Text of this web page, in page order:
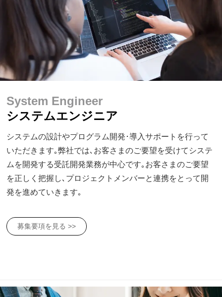
System Engineer
システムエンジニア
システムの設計やプログラム開発･導入サポートを行って
いただきます｡弊社では､お客さまのご要望を受けてシステ
ムを開発する受託開発業務が中心です｡お客さまのご要望
を正しく把握し､プロジェクトメンバーと連携をとって開
発を進めていきます｡
募集要項を見る >>